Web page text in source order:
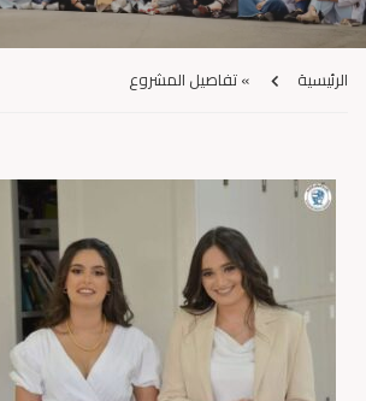
الرئيسية »تفاصيل المشروع